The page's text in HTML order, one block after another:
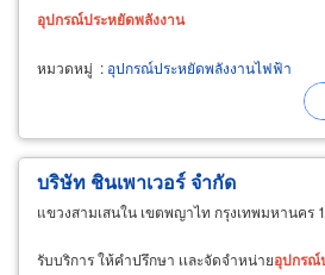
อุปกรณ์ประหยัดพลังงาน
หมวดหมู่ : อุปกรณ์ประหยัดพลังงานไฟฟ้า
บริษัท ชินเพาเวอร์ จำกัด
แขวงสามเสนใน เขตพญาไท กรุงเทพมหานคร
รับบริการ ให้คำปรึกษา เเละจัดจำหน่ายอุปกรณ์